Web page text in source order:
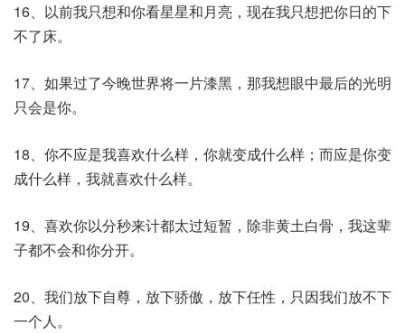
16、以前我只想和你看星星和月亮，现在我只想把你日的下
不了床。
17、如果过了今晚世界将一片漆黑，那我想眼中最后的光明
只会是你。
18、你不应是我喜欢什么样，你就变成什么样；而应是你变
成什么样，我就喜欢什么样。
19、喜欢你以分秒来计都太过短暂，除非黄土白骨，我这辈
子都不会和你分开。
20、我们放下自尊，放下骄傲，放下任性，只因我们放不下
一个人。